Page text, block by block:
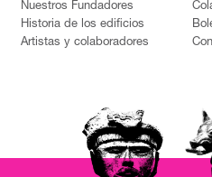
Nuestros Fundadores
Historia de los edificios
Artistas y colaboradores